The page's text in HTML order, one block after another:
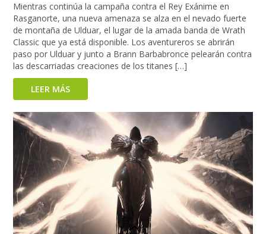
Mientras continúa la campaña contra el Rey Exánime en
Rasganorte, una nueva amenaza se alza en el nevado fuerte
de montaña de Ulduar, el lugar de la amada banda de Wrath
Classic que ya está disponible. Los aventureros se abrirán
paso por Ulduar y junto a Brann Barbabronce pelearán contra
las descarriadas creaciones de los titanes […]
LEER MÁS